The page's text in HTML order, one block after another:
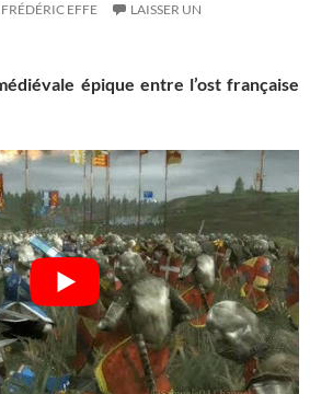
FRÉDÉRIC EFFE
LAISSER UN
épique entre l’ost française